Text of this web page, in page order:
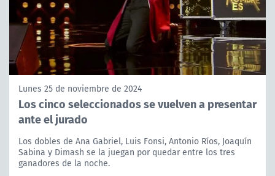
Lunes 25 de noviembre de 2024
Los cinco seleccionados se vuelven a presentar
ante el jurado
Los dobles de Ana Gabriel, Luis Fonsi, Antonio Ríos, Joaquín
Sabina y Dimash se la juegan por quedar entre los tres
ganadores de la noche.